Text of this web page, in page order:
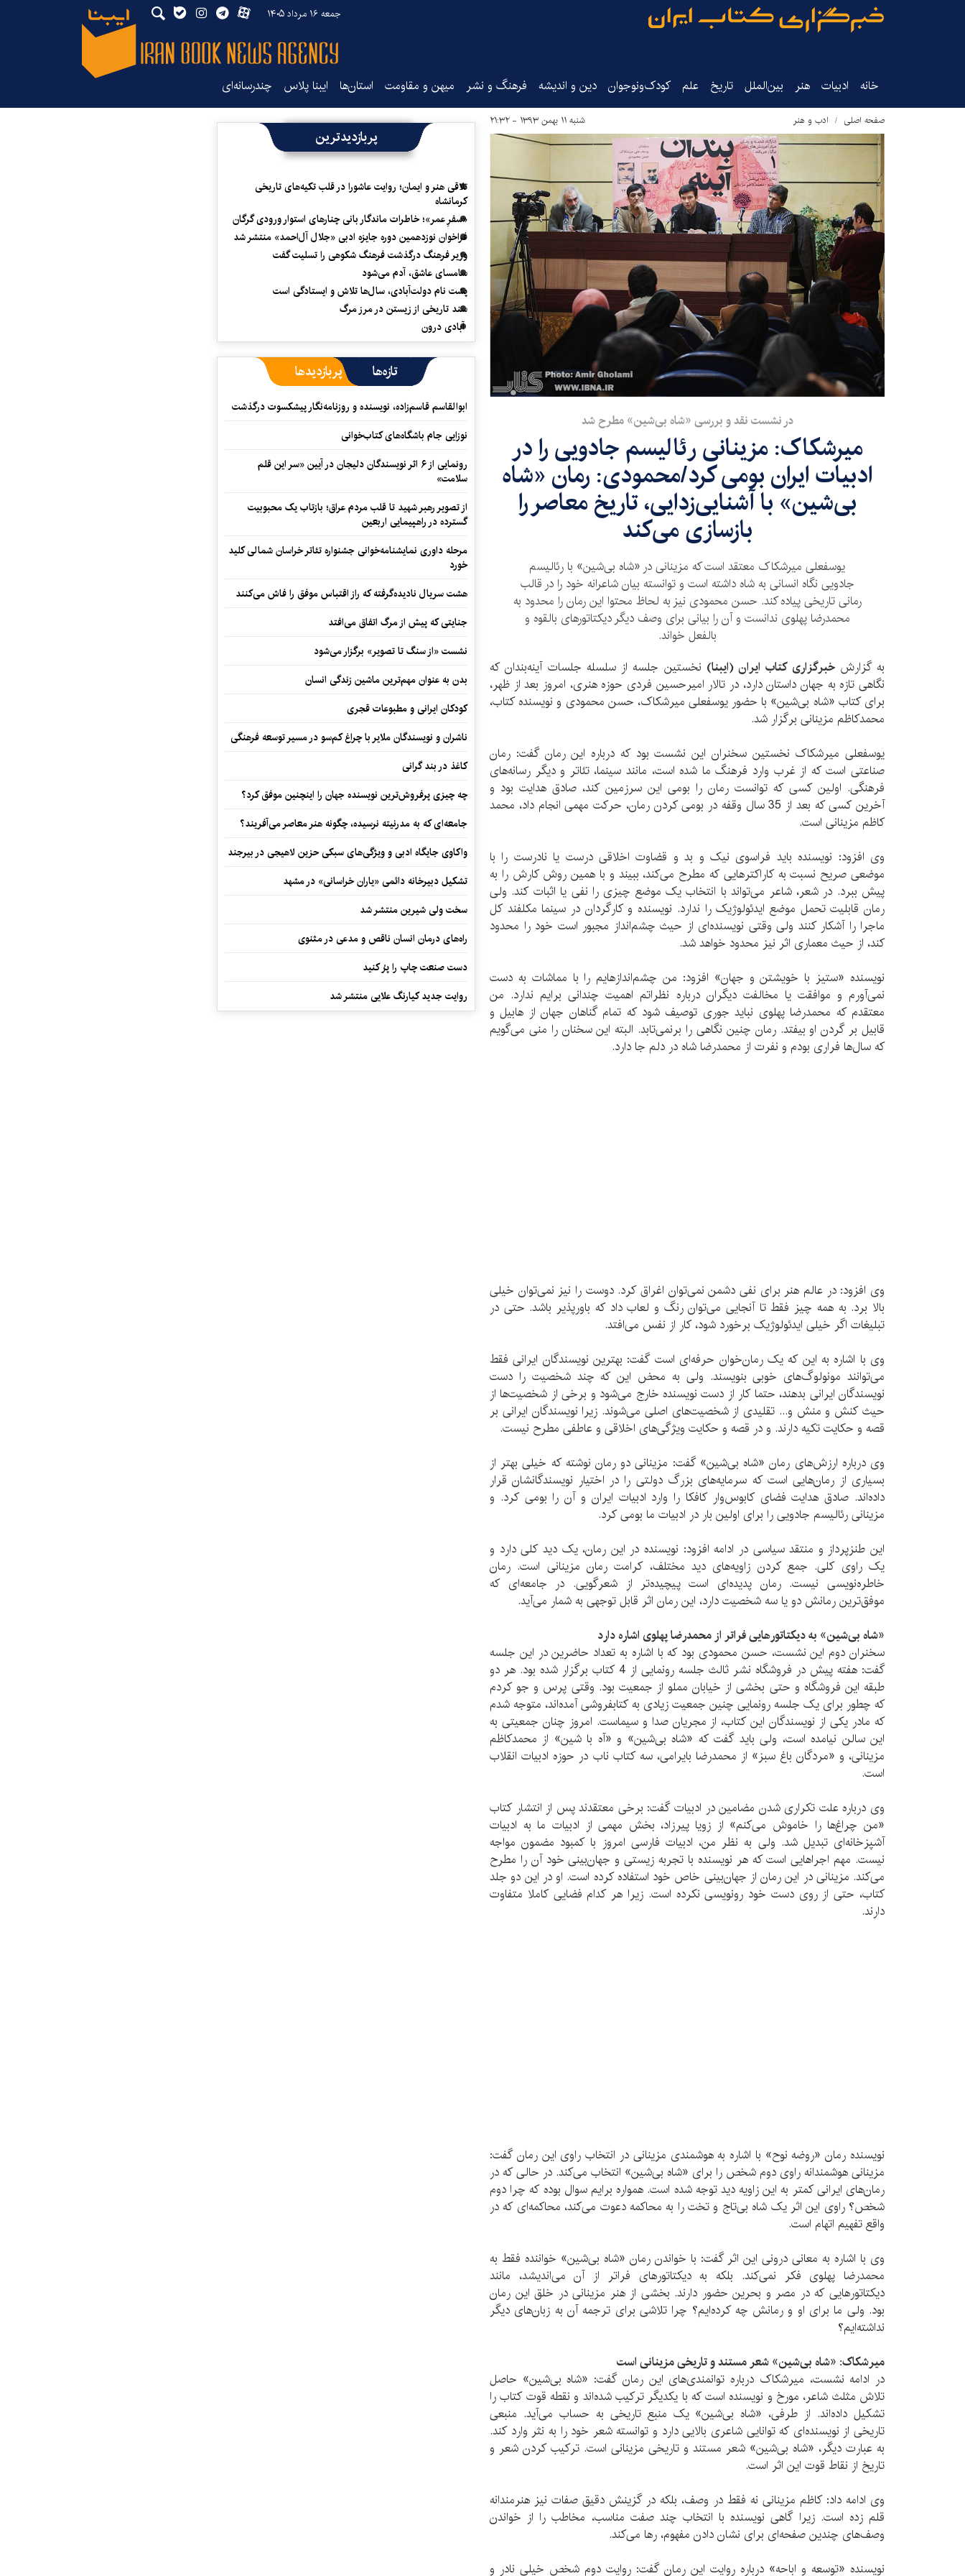
جمعه ۱۶ مرداد ۱۴۰۵
خانه ادبیات هنر بین‌الملل تاریخ‌ علم کودک‌ونوجوان دین و اندیشه فرهنگ و نشر میهن و مقاومت استان‌ها ایبنا پلاس چندرسانه‌ای
صفحه اصلی ادب و هنر شنبه ۱۱ بهمن ۱۳۹۳ - ۲۱:۳۲
در نشست نقد و بررسی «شاه بی‌شین» مطرح شد
میرشکاک: مزینانی رئالیسم جادویی را در
ادبیات ایران بومی کرد/محمودی: رمان «شاه
بی‌شین» با آشنایی‌زدایی، تاریخ معاصر را
بازسازی می‌کند
یوسفعلی میرشکاک معتقد است که مزینانی در «شاه بی‌شین» با رئالیسم
جادویی نگاه انسانی به شاه داشته است و توانسته بیان شاعرانه خود را در قالب
رمانی تاریخی پیاده کند. حسن محمودی نیز به لحاظ محتوا این رمان را محدود به
محمدرضا پهلوی ندانست و آن را بیانی برای وصف دیگر دیکتاتورهای بالقوه و
بالفعل خواند.
به گزارشخبرگزاری کتاب ایران (ایبنا) نخستین جلسه از سلسله جلسات آینه‌بندان که
نگاهی تازه به جهان داستان دارد، در تالار امیرحسین فردی حوزه هنری، امروز بعد از ظهر،
برای کتاب «شاه بی‌شین» با حضور یوسفعلی میرشکاک، حسن محمودی و نویسنده کتاب،
محمدکاظم مزینانی برگزار شد.
یوسفعلی میرشکاک نخستین سخنران این نشست بود که درباره این رمان گفت: رمان
صناعتی است که از غرب وارد فرهنگ ما شده است، مانند سینما، تئاتر و دیگر رسانه‌های
فرهنگی. اولین کسی که توانست رمان را بومی این سرزمین کند، صادق هدایت بود و
آخرین کسی که بعد از 35 سال وقفه در بومی کردن رمان، حرکت مهمی انجام داد، محمد
کاظم مزینانی است.
وی افزود: نویسنده باید فراسوی نیک و بد و قضاوت اخلاقی درست یا نادرست را با
موضعی صریح نسبت به کاراکترهایی که مطرح می‌کند، ببیند و با همین روش کارش را به
پیش ببرد. در شعر، شاعر می‌تواند با انتخاب یک موضع چیزی را نفی یا اثبات کند. ولی
رمان قابلیت تحمل موضع ایدئولوژیک را ندارد. نویسنده و کارگردان در سینما مکلفند کل
ماجرا را آشکار کنند ولی وقتی نویسنده‌ای از حیث چشم‌انداز مجبور است خود را محدود
کند، از حیث معماری اثر نیز محدود خواهد شد.
نویسنده «ستيز با خويشتن و جهان» افزود: من چشم‌اندازهایم را با مماشات به دست
نمی‌آورم و موافقت یا مخالفت دیگران درباره نظراتم اهمیت چندانی برایم ندارد. من
معتقدم که محمدرضا پهلوی نباید جوری توصیف شود که تمام گناهان جهان از هابیل و
قابیل بر گردن او بیفتد. رمان چنین نگاهی را برنمی‌تابد. البته این سخنان را منی می‌گویم
که سال‌ها فراری بودم و نفرت از محمدرضا شاه در دلم جا دارد.
وی افزود: در عالم هنر برای نفی دشمن نمی‌توان اغراق کرد. دوست را نیز نمی‌توان خیلی
بالا برد. به همه چیز فقط تا آنجایی می‌توان رنگ و لعاب داد که باورپذیر باشد. حتی در
تبلیغات اگر خیلی ایدئولوژیک برخورد شود، کار از نفس می‌افتد.
وی با اشاره به این که یک رمان‌خوان حرفه‌ای است گفت: بهترین نویسندگان ایرانی فقط
می‌توانند مونولوگ‌های خوبی بنویسند. ولی به محض این که چند شخصیت را دست
نویسندگان ایرانی بدهند، حتما کار از دست نویسنده خارج می‌شود و برخی از شخصیت‌ها از
حیث کنش و منش و... تقلیدی از شخصیت‌های اصلی می‌شوند. زیرا نویسندگان ایرانی بر
قصه و حکایت تکیه دارند. و در قصه و حکایت ویژگی‌های اخلاقی و عاطفی مطرح نیست.
وی درباره ارزش‌های رمان «شاه بی‌شین» گفت: مزینانی دو رمان نوشته که خیلی بهتر از
بسیاری از رمان‌هایی است که سرمایه‌های بزرگ دولتی را در اختیار نویسندگانشان قرار
داده‌اند. صادق هدایت فضای کابوس‌وار کافکا را وارد ادبیات ایران و آن را بومی کرد. و
مزینانی رئالیسم جادویی را برای اولین بار در ادبیات ما بومی کرد.
این طنزپرداز و منتقد سیاسی در ادامه افزود: نویسنده در این رمان، یک دید کلی دارد و
یک راوی کلی. جمع کردن زاویه‌های دید مختلف، کرامت رمان مزینانی است. رمان
خاطره‌نویسی نیست. رمان پدیده‌ای است پیچیده‌تر از شعرگویی. در جامعه‌ای که
موفق‌ترین رمانش دو یا سه شخصیت دارد، این رمان اثر قابل توجهی به شمار می‌آید.
«شاه بی‌شین» به دیکتاتورهایی فراتر از محمدرضا پهلوی اشاره دارد
سخنران دوم این نشست، حسن محمودی بود که با اشاره به تعداد حاضرین در این جلسه
گفت: هفته پیش در فروشگاه نشر ثالث جلسه رونمایی از 4 کتاب برگزار شده بود. هر دو
طبقه این فروشگاه و حتی بخشی از خیابان مملو از جمعیت بود. وقتی پرس و جو کردم
که چطور برای یک جلسه رونمایی چنین جمعیت زیادی به کتابفروشی آمده‌اند، متوجه شدم
که مادر یکی از نویسندگان این کتاب، از مجریان صدا و سیماست. امروز چنان جمعیتی به
این سالن نیامده است، ولی باید گفت که «شاه بی‌شین» و «آه با شین» از محمدکاظم
مزینانی، و «مردگان باغ سبز» از محمدرضا بایرامی، سه کتاب ناب در حوزه ادبیات انقلاب
است.
وی درباره علت تکراری شدن مضامین در ادبیات گفت: برخی معتقدند پس از انتشار کتاب
«من چراغ‌ها را خاموش می‌کنم» از زویا پیرزاد، بخش مهمی از ادبیات ما به ادبیات
آشپزخانه‌ای تبدیل شد. ولی به نظر من، ادبیات فارسی امروز با کمبود مضمون مواجه
نیست. مهم اجراهایی است که هر نویسنده با تجربه زیستی و جهان‌بینی خود آن را مطرح
می‌کند. مزینانی در این رمان از جهان‌بینی خاص خود استفاده کرده است. او در این دو جلد
کتاب، حتی از روی دست خود رونویسی نکرده است. زیرا هر کدام فضایی کاملا متفاوت
دارند.
نویسنده رمان «روضه نوح» با اشاره به هوشمندی مزینانی در انتخاب راوی این رمان گفت:
مزینانی هوشمندانه راوی دوم شخص را برای «شاه بی‌شین» انتخاب می‌کند. در حالی که در
رمان‌های ایرانی کمتر به این زاویه دید توجه شده است. همواره برایم سوال بوده که چرا دوم
شخص؟ راوی این اثر یک شاه بی‌تاج و تخت را به محاکمه دعوت می‌کند، محاکمه‌ای که در
واقع تفهیم اتهام است.
وی با اشاره به معانی درونی این اثر گفت: با خواندن رمان «شاه بی‌شین» خواننده فقط به
محمدرضا پهلوی فکر نمی‌کند. بلکه به دیکتاتورهای فراتر از آن می‌اندیشد، مانند
دیکتاتورهایی که در مصر و بحرین حضور دارند. بخشی از هنر مزینانی در خلق این رمان
بود. ولی ما برای او و رمانش چه کرده‌ایم؟ چرا تلاشی برای ترجمه آن به زبان‌های دیگر
نداشته‌ایم؟
میرشکاک: «شاه بی‌شین» شعر مستند و تاریخی مزینانی است
در ادامه نشست، میرشکاک درباره توانمندی‌های این رمان گفت: «شاه بی‌شین» حاصل
تلاش مثلث شاعر، مورخ و نویسنده است که با یکدیگر ترکیب شده‌اند و نقطه قوت کتاب را
تشکیل داده‌اند. از طرفی، «شاه بی‌شین» یک منبع تاریخی به حساب می‌آید. منبعی
تاریخی از نویسنده‌ای که توانایی شاعری بالایی دارد و توانسته شعر خود را به نثر وارد کند.
به عبارت دیگر، «شاه بی‌شین» شعر مستند و تاریخی مزینانی است. ترکیب کردن شعر و
تاریخ از نقاط قوت این اثر است.
وی ادامه داد: کاظم مزینانی نه فقط در وصف، بلکه در گزینش دقیق صفات نیز هنرمندانه
قلم زده است. زیرا گاهی نویسنده با انتخاب چند صفت مناسب، مخاطب را از خواندن
وصف‌های چندین صفحه‌ای برای نشان دادن مفهوم، رها می‌کند.
نویسنده «توسعه و اباحه» درباره روایت این رمان گفت: روایت دوم شخص خیلی نادر و
پربازدیدترین
تلاقی هنر و ایمان؛ روایت عاشورا در قلب تکیه‌های تاریخی
کرمانشاه
«سفرِ عمر»؛ خاطرات ماندگار بانی چنارهای استوار ورودی گرگان
فراخوان نوزدهمین دوره جایزه ادبی «جلال آل‌احمد» منتشر شد
وزیر فرهنگ درگذشت فرهنگ شکوهی را تسلیت گفت
سامسای عاشق، آدم می‌شود
پشت نام دولت‌آبادی، سال‌ها تلاش و ایستادگی است
سند تاریخی از زیستن در مرز مرگ
آبادی درون
تازه‌ها پربازدیدها
ابوالقاسم قاسم‌زاده، نویسنده و روزنامه‌نگار پیشکسوت درگذشت
نوزایی جام باشگاه‌های کتاب‌خوانی
رونمایی از ۶ اثر نویسندگان دلیجان در آیین «سر این قلم
سلامت»
از تصویر رهبر شهید تا قلب مردم عراق؛ بازتاب یک محبوبیت
گسترده در راهپیمایی اربعین
مرحله داوری نمایشنامه‌خوانی جشنواره تئاتر خراسان شمالی کلید
خورد
هشت سریال نادیده‌گرفته که راز اقتباس موفق را فاش می‌کنند
جنایتی که پیش از مرگ اتفاق می‌افتد
نشست «از سنگ تا تصویر» برگزار می‌شود
بدن به عنوان مهم‌ترین ماشین زندگی انسان
کودکان ایرانی و مطبوعات قجری
ناشران و نویسندگان ملایر با چراغ کم‌سو در مسیر توسعه فرهنگی
کاغذ در بند گرانی
چه چیزی پرفروش‌ترین نویسنده جهان را اینچنین موفق کرد؟
جامعه‌ای که به مدرنیته نرسیده، چگونه هنر معاصر می‌آفریند؟
واکاوی جایگاه ادبی و ویژگی‌های سبکی حزین لاهیجی در بیرجند
تشکیل دبیرخانه دائمی «یاران خراسانی» در مشهد
سخت ولی شیرین منتشر شد
راه‌های درمان انسان ناقص و مدعی در مثنوی
دست صنعت چاپ را پرُ کنید
روایت جدید کیارنگ علایی منتشر شد